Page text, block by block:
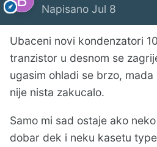
Napisano Jul 8
Ubaceni novi kondenzatori
tranzistor u desnom se
ugasim ohladi se brzo,
nije nista zakucalo.
Samo mi sad ostaje ako
dobar dek i neku kasetu